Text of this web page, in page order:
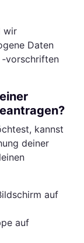
wir
Daten
kannst
deiner
auf
auf